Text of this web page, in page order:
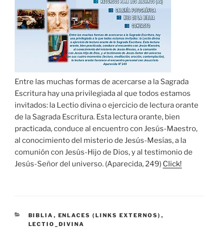
Entre las muchas formas de acercarse a la Sagrada
Escritura hay una privilegiada al que todos estamos
invitados: la Lectio divina o ejercicio de lectura orante
de la Sagrada Escritura. Esta lectura orante, bien
practicada, conduce al encuentro con Jesús-Maestro,
al conocimiento del misterio de Jesús-Mesías, a la
comunión con Jesús-Hijo de Dios, y al testimonio de
Jesús-Señor del universo. (Aparecida, 249) Click!
CATEGORÍAS
BIBLIA , ENLACES (LINKS EXTERNOS) ,
LECTIO_DIVINA